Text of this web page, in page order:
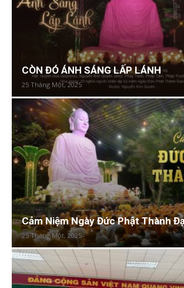
CÒN ĐÓ ÁNH SÁNG LẤP LÁNH
25 Tháng Một, 2025
Cảm Niệm Ngày Đức Phật Thành
25 Tháng Một, 2025